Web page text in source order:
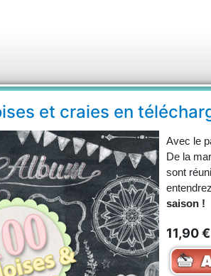
et craies en
Avec le
De la
sont
saison !
11,90 €